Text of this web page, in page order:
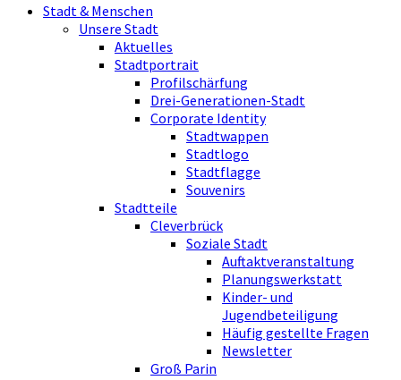
Stadt & Menschen
Unsere Stadt
Aktuelles
Stadtportrait
Profilschärfung
Drei-Generationen-Stadt
Corporate Identity
Stadtwappen
Stadtlogo
Stadtflagge
Souvenirs
Stadtteile
Cleverbrück
Soziale Stadt
Auftaktveranstaltung
Planungswerkstatt
Kinder- und
Jugendbeteiligung
Häufig gestellte Fragen
Newsletter
Groß Parin